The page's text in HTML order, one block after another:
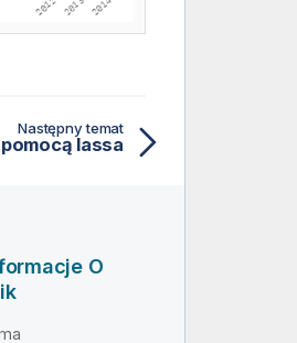
Następny temat
lassa
O